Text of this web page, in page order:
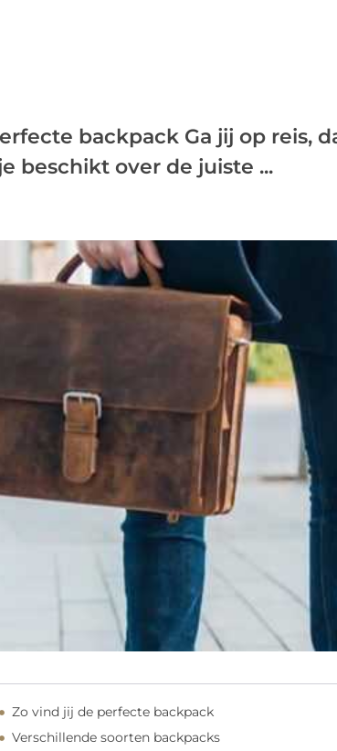
backpack Ga jij op reis,
beschikt over de juiste ...
Zo vind jij de perfecte backpack
Verschillende soorten backpacks